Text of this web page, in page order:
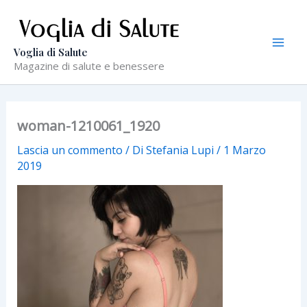
contenuto
Voglia di Salute
Magazine di salute e benessere
woman-1210061_1920
Lascia un commento / Di Stefania Lupi / 1 Marzo
2019